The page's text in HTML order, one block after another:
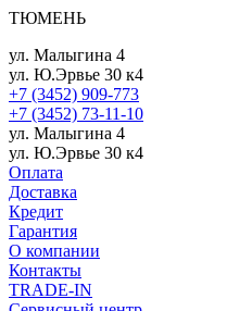
ТЮМЕНЬ
ул. Малыгина 4
ул. Ю.Эрвье 30 к4
+7 (3452) 909-773
+7 (3452) 73-11-10
ул. Малыгина 4
ул. Ю.Эрвье 30 к4
Оплата
Доставка
Кредит
Гарантия
О компании
Контакты
TRADE-IN